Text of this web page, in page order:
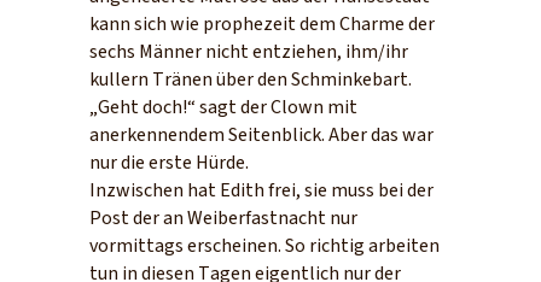
kann sich wie prophezeit dem Charme der
sechs Männer nicht entziehen, ihm/ihr
kullern Tränen über den Schminkebart.
„Geht doch!“ sagt der Clown mit
anerkennendem Seitenblick. Aber das war
nur die erste Hürde.
Inzwischen hat Edith frei, sie muss bei der
Post der an Weiberfastnacht nur
vormittags erscheinen. So richtig arbeiten
tun in diesen Tagen eigentlich nur der